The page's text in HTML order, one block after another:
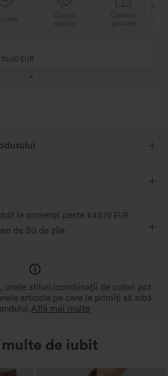
cumpără 8
la comenzi peste €43,70 EUR
de 30 de zile
unele stiluri/combinații de culori pot
articole pe care le primiți să aibă
Află mai multe
de iubit